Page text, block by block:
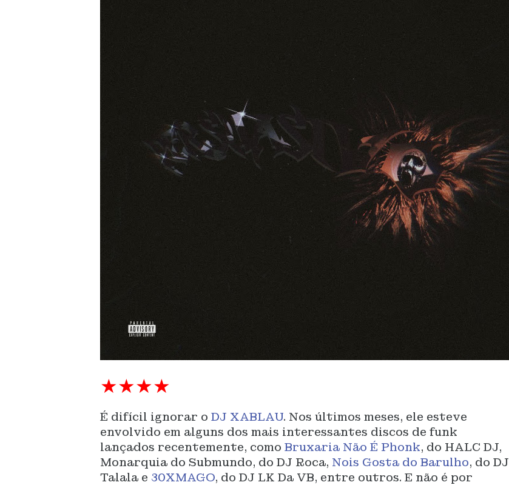
★★★★
É difícil ignorar oDJ XABLAU. Nos últimos meses, ele esteve
envolvido em alguns dos mais interessantes discos de funk
lançados recentemente, comoBruxaria Não É Phonk, do HALC DJ,
Monarquia do Submundo, do DJ Roca, Nois Gosta do Barulho, do DJ
Talala e 30XMAGO, do DJ LK Da VB, entre outros. E não é por